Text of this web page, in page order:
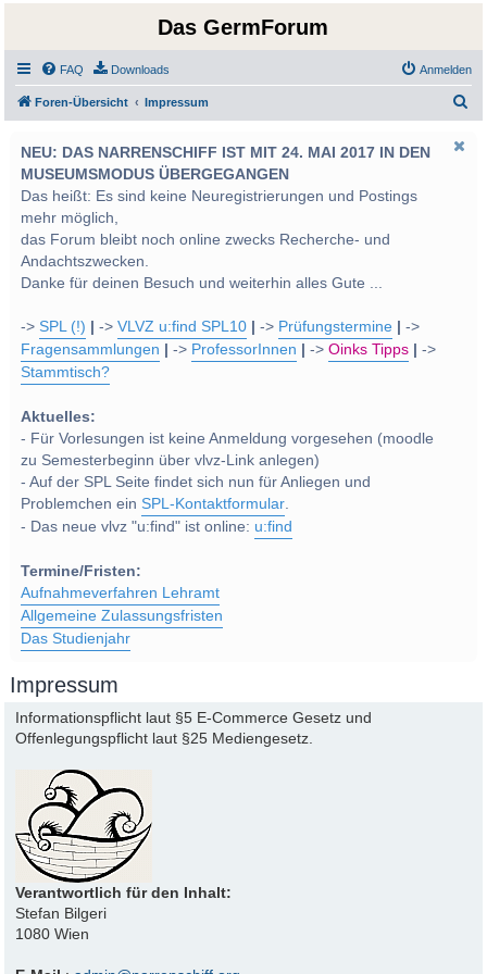
Das GermForum
FAQ Downloads Anmelden
Foren-Übersicht Impressum
NEU: DAS NARRENSCHIFF IST MIT 24. MAI 2017 IN DEN
MUSEUMSMODUS ÜBERGEGANGEN
Das heißt: Es sind keine Neuregistrierungen und Postings
mehr möglich,
das Forum bleibt noch online zwecks Recherche- und
Andachtszwecken.
Danke für deinen Besuch und weiterhin alles Gute ...
->SPL (!) ->VLVZ u:find SPL10 -> Prüfungstermine
->
Fragensammlungen
-> ProfessorInnen ->Oinks Tipps
->
Stammtisch?
Aktuelles:
- Für Vorlesungen ist keine Anmeldung vorgesehen (moodle
zu Semesterbeginn über vlvz-Link anlegen)
- Auf der SPL Seite findet sich nun für Anliegen und
Problemchen einSPL-Kontaktformular.
- Das neue vlvz "u:find" ist online: u:find
Termine/Fristen:
Aufnahmeverfahren Lehramt
Allgemeine Zulassungsfristen
Das Studienjahr
Impressum
Informationspflicht laut §5 E-Commerce Gesetz und
Offenlegungspflicht laut §25 Mediengesetz.
Verantwortlich für den Inhalt:
Stefan Bilgeri
1080 Wien